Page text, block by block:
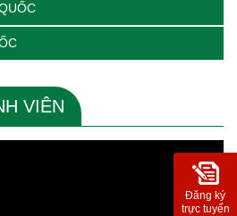
VIÊN
Đăng ký
trực tuyến